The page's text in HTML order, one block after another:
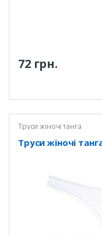
72 грн.
Труси жіночі танга
Труси жіночі